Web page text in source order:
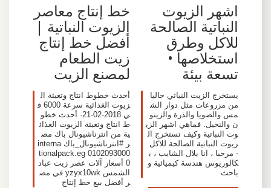
اشهر الزيوت
النباتية الصالحة
للاكل وطرق
استخلاصها •
تسعة بيئة
يستخرج الزيت النباتي حاليا
من مزروعات مثل دوار الش
مس والصويا والذرة والزيتو
ن والنخيل. فماهي اشهر الزي
وت النباتية وكيف تستخرج ال
زيوت النباتية الصالحة للاكل
- مرحبا ، انا بلال الشايب ، ب
كالوريوس هندسة كيميائية و
باحث
خط إنتاج معاصر
الزيوت النباتية |
أفضل خط إنتاج
زيت الطعام
لمصنع الزيت
أحدث خطوط انتاج وتعبئة ال
زيوت الغذائية سرعة 6000 ف
ي 2018-02-21· أحدث خطو
ط انتاج وتعبئة الزيوت الغذائ
ية من انترناشيونال باك مص
ر #انترناشيونال_باك interna
tionalpack.eg 0102093000
0 أسعار آلات عصر زيت عباد
الشمس yzyx10wk في مص
ر أفضل بيع خط إنتاج